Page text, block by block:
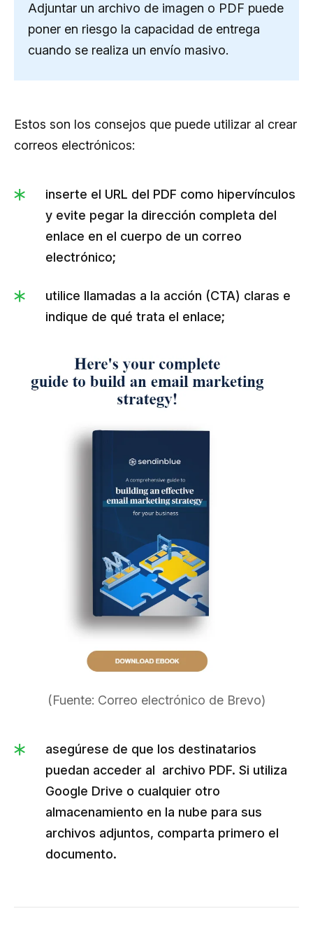
Adjuntar un archivo de imagen o PDF puede
poner en riesgo la capacidad de entrega
cuando se realiza un envío masivo.
Estos son los consejos que puede utilizar al crear
correos electrónicos:
inserte el URL del PDF como hipervínculos
y evite pegar la dirección completa del
enlace en el cuerpo de un correo
electrónico;
utilice llamadas a la acción (CTA) claras e
indique de qué trata el enlace;
(Fuente: Correo electrónico de Brevo)
asegúrese de que los destinatarios
puedan acceder al archivo PDF. Si utiliza
Google Drive o cualquier otro
almacenamiento en la nube para sus
archivos adjuntos, comparta primero el
documento.